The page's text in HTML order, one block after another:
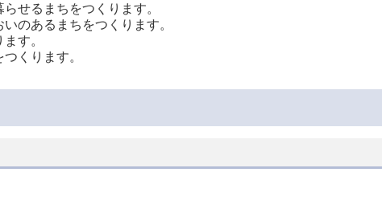
せるまちをつくります。
のあるまちをつくります。
す。
くります。